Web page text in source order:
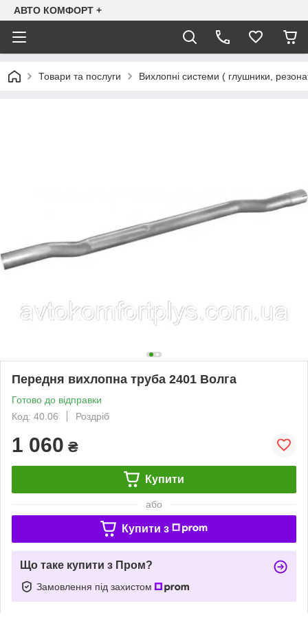
АВТО КОМФОРТ +
Товари та послуги Вихлопні системи ( глушники,
Передня вихлопна труба 2401 Волга
Готово до відправки
Код: 40.06
Роздріб
1 060 ₴
Купити
або
Купити з
Що таке купити з Пром?
Замовлення під захистом